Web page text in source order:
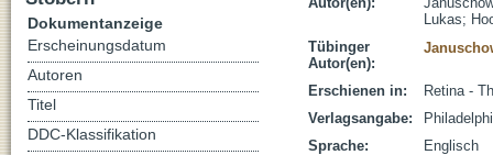
Lukas;
Tübinger
Autor(en):
Erschienen in:
Retina -
Verlagsangabe:
Sprache:
Englisch
Dokumentanzeige
Erscheinungsdatum
Autoren
Titel
DDC-Klassifikation